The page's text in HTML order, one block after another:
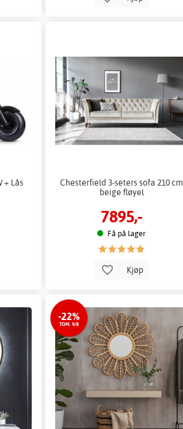
+ Lås
Chesterfield 3-seters sofa 210 cm
beige fløyel
7895,-
Få på lager
Kjøp
-22%
TOM. 9/8